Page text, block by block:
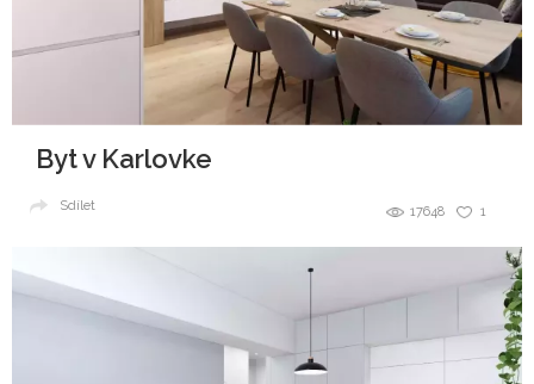
Byt v Karlovke
1
17648
Sdílet